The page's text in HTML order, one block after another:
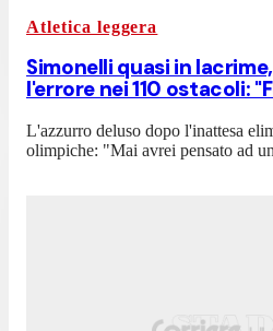
Atletica leggera
Simonelli quasi in
l'errore nei 110 ostacoli:
L'azzurro deluso dopo l'inattesa
olimpiche: "Mai avrei pensato ad